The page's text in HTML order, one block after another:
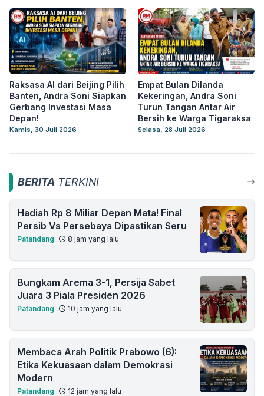
Raksasa AI dari Beijing Pilih
Banten, Andra Soni Siapkan
Gerbang Investasi Masa
Depan!
Kamis, 30 Juli 2026
Empat Bulan Dilanda
Kekeringan, Andra Soni
Turun Tangan Antar Air
Bersih ke Warga Tigaraksa
Selasa, 28 Juli 2026
BERITA TERKINI
Hadiah Rp 8 Miliar Depan Mata! Final
Persib Vs Persebaya Dipastikan Seru
Patandang 8 jam yang lalu
Bungkam Arema 3-1, Persija Sabet
Juara 3 Piala Presiden 2026
Patandang 10 jam yang lalu
Membaca Arah Politik Prabowo (6):
Etika Kekuasaan dalam Demokrasi
Modern
Patandang 12 jam yang lalu